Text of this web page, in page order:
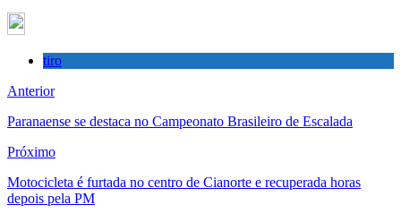
tiro
Anterior
Paranaense se destaca no Campeonato Brasileiro de Escalada
Próximo
Motocicleta é furtada no centro de Cianorte e recuperada horas
depois pela PM